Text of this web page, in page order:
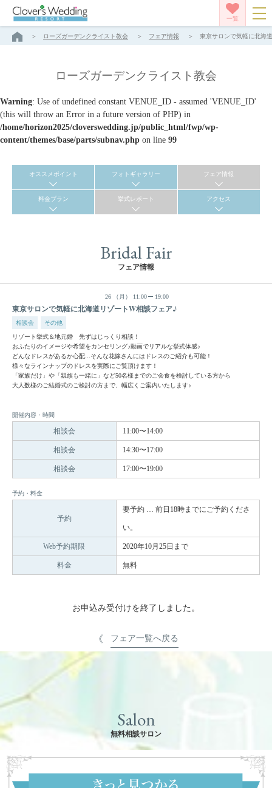
一覧
ローズガーデンクライスト教会 フェア情報 東京サロンで気軽に北海
ローズガーデンクライスト教会
Warning: Use of undefined constant VENUE_ID - assumed 'VENUE_ID'
(this will throw an Error in a future version of PHP) in
/home/horizon2025/cloverswedding.jp/public_html/fwp/wp-
content/themes/base/parts/subnav.php on line 99
オススメポイント フォトギャラリー フェア情報
料金プラン 挙式レポート アクセス
Bridal Fair
フェア情報
26 （月） 11:00 19:00
東京サロンで気軽に北海道リゾートW相談フェア♪
相談会 その他
リゾート挙式＆地元婚 先ずはじっくり相談！
おふたりのイメージや希望をカンセリング♪動画でリアルな挙式体感♪
どんなドレスがあるか心配...そんな花嫁さんにはドレスのご紹介も可能！
様々なラインナップのドレスを実際にご覧頂けます！
「家族だけ」や「親族も一緒に」など50名様までのご会食を検討している方から
大人数様のご結婚式のご検討の方まで、幅広くご案内いたします♪
開催内容・時間
相談会 11:00〜14:00
相談会 14:30〜17:00
相談会 17:00〜19:00
予約・料金
予約
要予約 … 前日18時までにご予約くださ
い。
Web予約期限 2020年10月25日まで
料金 無料
お申込み受付けを終了しました。
フェア一覧へ戻る
Salon
無料相談サロン